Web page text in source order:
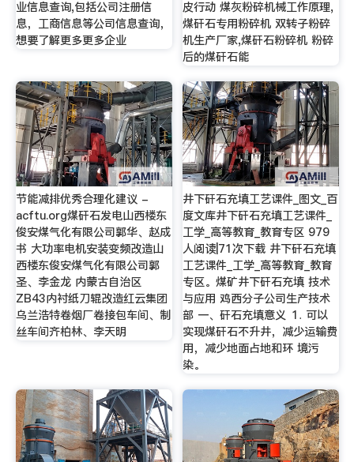
业信息查询,包括公司注册信
息，工商信息等公司信息查询，
想要了解更多更多企业
皮行动 煤灰粉碎机械工作原理,
煤矸石专用粉碎机 双转子粉碎
机生产厂家,煤矸石粉碎机 粉碎
后的煤矸石能
节能减排优秀合理化建议 -
acftu.org煤矸石发电山西楼东
俊安煤气化有限公司郭华、赵成
书 大功率电机安装变频改造山
西楼东俊安煤气化有限公司郭
圣、李金龙 内蒙古自治区
ZB43内衬纸刀辊改造红云集团
乌兰浩特卷烟厂卷接包车间、制
丝车间齐柏林、李天明
井下矸石充填工艺课件_图文_百
度文库井下矸石充填工艺课件_
工学_高等教育_教育专区 979
人阅读|71次下载 井下矸石充填
工艺课件_工学_高等教育_教育
专区。煤矿井下矸石充填 技术
与应用 鸡西分子公司生产技术
部 一、矸石充填意义 ⒈ 可以
实现煤矸石不升井，减少运输费
用，减少地面占地和环 境污
染。